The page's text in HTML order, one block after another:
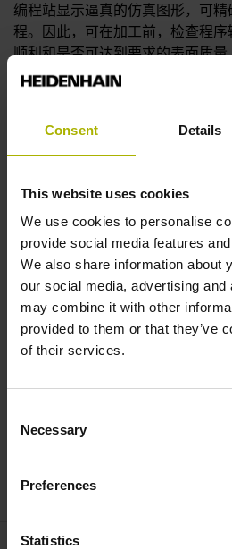
Consent Details
This website uses cookies
We use cookies to personalise
provide social media features
We also share information about
our social media, advertising
may combine it with other
provided to them or that they’ve
of their services.
Selection
Necessary
Preferences
Statistics
编程站显示逼真的仿真图形，可
程。因此，可在加工前，检查程
顺利和是否可达到要求的表面质量
免费演示版
为进行测试，提供演示版编程站
数字孪生
数字孪生是编程站上机床的逼真
使用机床的实际运动特性、参数
务部可备份机床文件，然后将其
易于安装
编程站运行在虚拟的软件环境中